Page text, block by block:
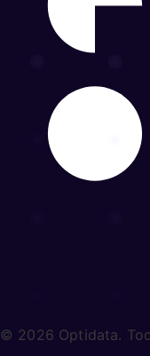
© 2026 Optidata.